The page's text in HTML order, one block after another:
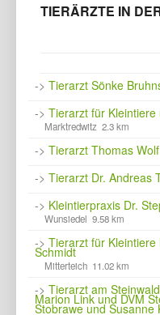
TIERÄRZTE IN
-> Tierarzt Sönke
-> Tierarzt für
Marktredwitz 2.3 km
-> Tierarzt Thomas Wolf
-> Tierarzt Dr. Andreas
-> Kleintierpraxis Dr.
Wunsiedel 9.58 km
-> Tierarzt für
Schmidt
Mitterteich 11.02 km
-> Tierarzt am
Marion Link und DVM
Stobrawe und Susanne